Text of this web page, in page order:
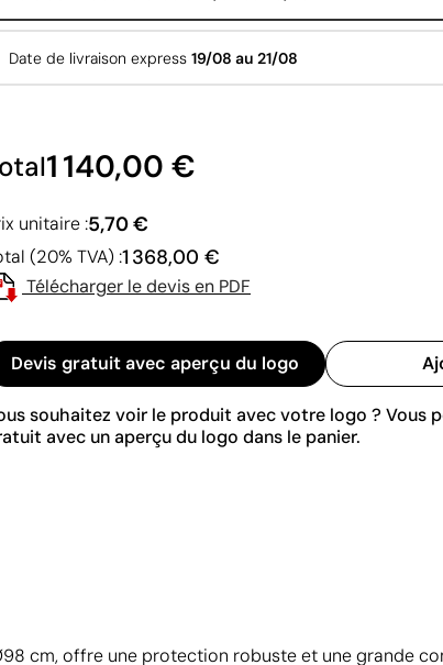
Date de livraison express 19/08 au 21/08
1 140,00 €
unitaire :5,70 €
(20% TVA) :1 368,00 €
Télécharger le devis en PDF
Devis gratuit avec aperçu du logo
souhaitez voir le produit avec votre logo ? Vous
avec un aperçu du logo dans le panier.
cm, offre une protection robuste et une grande